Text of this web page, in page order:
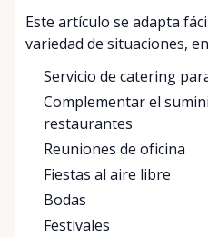
Este artículo se adapta
variedad de situaciones,
Servicio de catering
Complementar el
restaurantes
Reuniones de oficina
Fiestas al aire libre
Bodas
Festivales